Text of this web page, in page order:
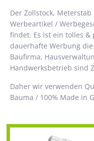
Der Zollstock,
Werbeartikel /
findet. Es ist ein tolles &
dauerhafte Werbung
Baufirma,
Handwerksbetrieb sind
Daher wir verwenden
Bauma / 100% Made in